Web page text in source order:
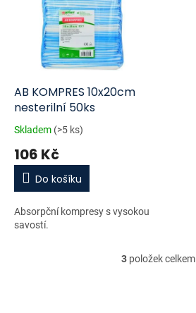
AB KOMPRES 10x20cm
nesterilní 50ks
Skladem (>5 ks)
106 Kč
Do košíku
Absorpční kompresy s vysokou
savostí.
O
3položek celkem